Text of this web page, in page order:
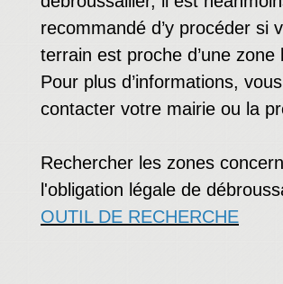
recommandé d’y procéder si
terrain est proche d’une zone
Pour plus d’informations,
contacter votre mairie ou la
Rechercher les zones
l'obligation légale de
OUTIL DE RECHERCHE